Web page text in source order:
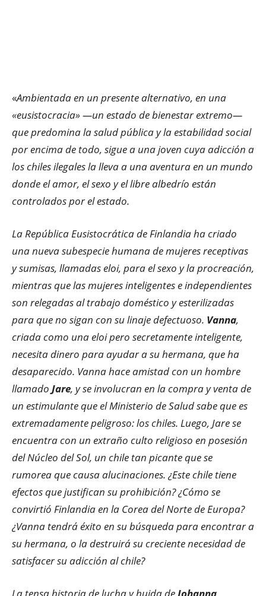
«Ambientada en un presente alternativo, en una
«eusistocracia» —un estado de bienestar extremo—
que predomina la salud pública y la estabilidad social
por encima de todo, sigue a una joven cuya adicción a
los chiles ilegales la lleva a una aventura en un mundo
donde el amor, el sexo y el libre albedrío están
controlados por el estado.
La República Eusistocrática de Finlandia ha criado
una nueva subespecie humana de mujeres receptivas
y sumisas, llamadas eloi, para el sexo y la procreación,
mientras que las mujeres inteligentes e independientes
son relegadas al trabajo doméstico y esterilizadas
para que no sigan con su linaje defectuoso. Vanna,
criada como una eloi pero secretamente inteligente,
necesita dinero para ayudar a su hermana, que ha
desaparecido. Vanna hace amistad con un hombre
llamado Jare, y se involucran en la compra y venta de
un estimulante que el Ministerio de Salud sabe que es
extremadamente peligroso: los chiles. Luego, Jare se
encuentra con un extraño culto religioso en posesión
del Núcleo del Sol, un chile tan picante que se
rumorea que causa alucinaciones. ¿Este chile tiene
efectos que justifican su prohibición? ¿Cómo se
convirtió Finlandia en la Corea del Norte de Europa?
¿Vanna tendrá éxito en su búsqueda para encontrar a
su hermana, o la destruirá su creciente necesidad de
satisfacer su adicción al chile?